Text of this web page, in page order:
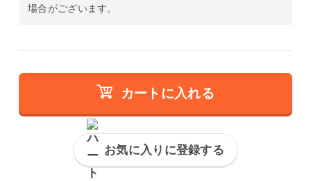
場合がございます。
カートに入れる
お気に入りに登録する